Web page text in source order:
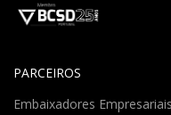
PARCEIROS
Embaixadores Empresariais